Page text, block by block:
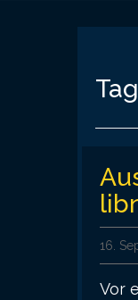
16.
Vor